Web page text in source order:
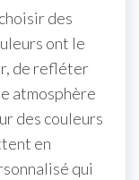
des
ont le
de refléter
atmosphère
des couleurs
en
qui